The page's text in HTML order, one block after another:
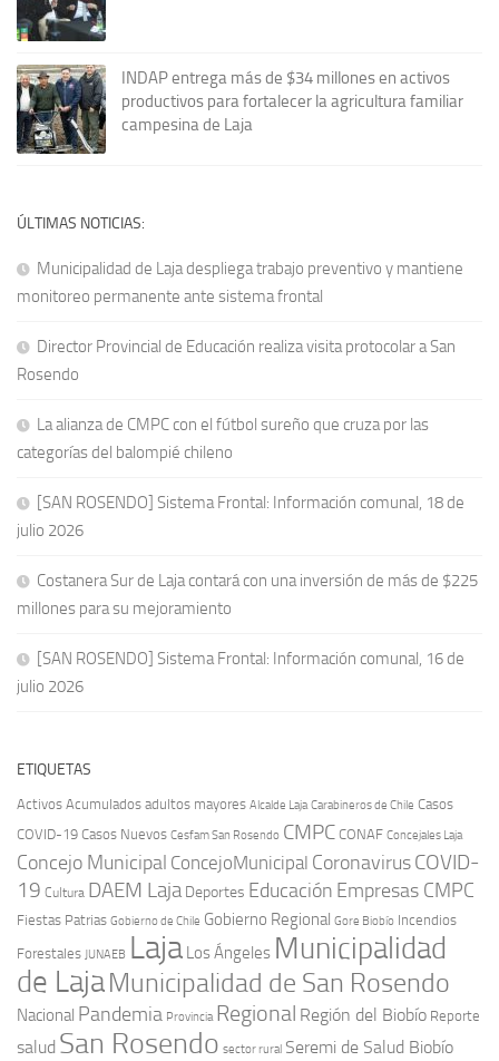
INDAP entrega más de $34 millones en activos
productivos para fortalecer la agricultura familiar
campesina de Laja
ÚLTIMAS NOTICIAS:
Municipalidad de Laja despliega trabajo preventivo y mantiene
monitoreo permanente ante sistema frontal
Director Provincial de Educación realiza visita protocolar a San
Rosendo
La alianza de CMPC con el fútbol sureño que cruza por las
categorías del balompié chileno
[SAN ROSENDO] Sistema Frontal: Información comunal, 18 de
julio 2026
Costanera Sur de Laja contará con una inversión de más de $225
millones para su mejoramiento
[SAN ROSENDO] Sistema Frontal: Información comunal, 16 de
julio 2026
ETIQUETAS
Activos Acumulados adultos mayores Alcalde Laja Carabineros de Chile Casos
COVID-19 Casos Nuevos Cesfam San Rosendo CMPC CONAF Concejales Laja
Concejo Municipal ConcejoMunicipal CoronavirusCOVID-
19 Cultura DAEM Laja Deportes Educación Empresas CMPC
Fiestas Patrias Gobierno de Chile Gobierno Regional Gore Biobío Incendios
Forestales JUNAEB Laja Los Ángeles Municipalidad
de LajaMunicipalidad de San Rosendo
Nacional Pandemia Provincia Regional Región del Biobío Reporte
salud San Rosendo sector rural Seremi de Salud Biobío